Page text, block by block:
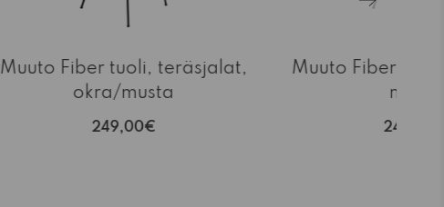
Muuto Fiber tuoli, teräsjalat,
okra/musta
249,00€
Muuto Fiber
musta